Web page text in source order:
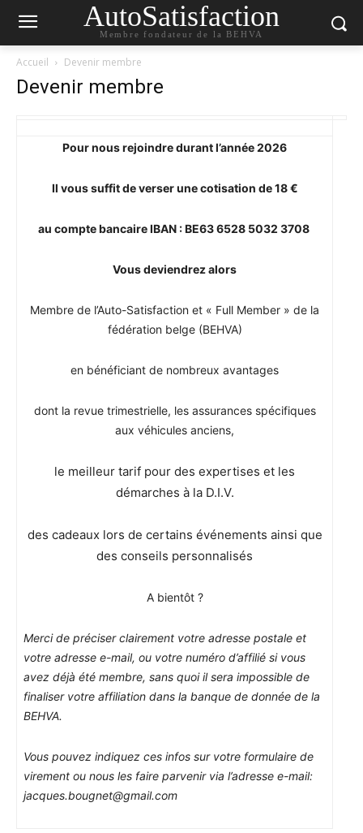
AutoSatisfaction
Membre fondateur de la BEHVA
Accueil Devenir membre
Devenir membre
Pour nous rejoindre durant l’année 2026
Il vous suffit de verser une cotisation de 18 €
au compte bancaire IBAN : BE63 6528 5032 3708
Vous deviendrez alors
Membre de l’Auto-Satisfaction et « Full Member » de la
fédération belge (BEHVA)
en bénéficiant de nombreux avantages
dont la revue trimestrielle, les assurances spécifiques
aux véhicules anciens,
le meilleur tarif pour des expertises et les
démarches à la D.I.V.
des cadeaux lors de certains événements ainsi que
des conseils personnalisés
A bientôt ?
Merci de préciser clairement votre adresse postale et
votre adresse e-mail, ou votre numéro d’affilié si vous
avez déjà été membre, sans quoi il sera impossible de
finaliser votre affiliation dans la banque de donnée de la
BEHVA.
Vous pouvez indiquez ces infos sur votre formulaire de
virement ou nous les faire parvenir via l’adresse e-mail:
jacques.bougnet@gmail.com